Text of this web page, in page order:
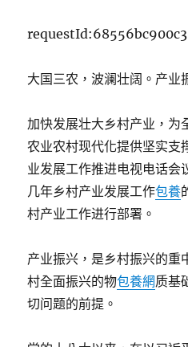
大国三农，波澜壮阔。产业
加快发展壮大乡村产业，为
农业农村现代化提供坚实支
业发展工作推进电视电话会
几年乡村产业发展工作包養
村产业工作进行部署。
产业振兴，是乡村振兴的重
村全面振兴的物包養網质基
切问题的前提。